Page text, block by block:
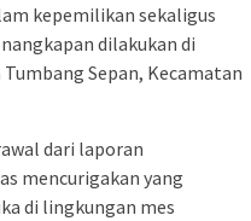
kepemilikan sekaligus
dilakukan di
Sepan, Kecamatan
dari laporan
mencurigakan yang
di lingkungan mes